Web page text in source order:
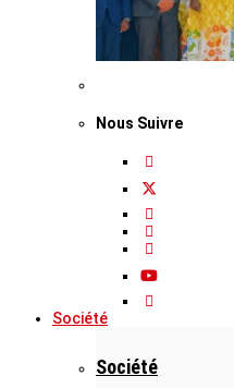
Nous Suivre
Société
Société